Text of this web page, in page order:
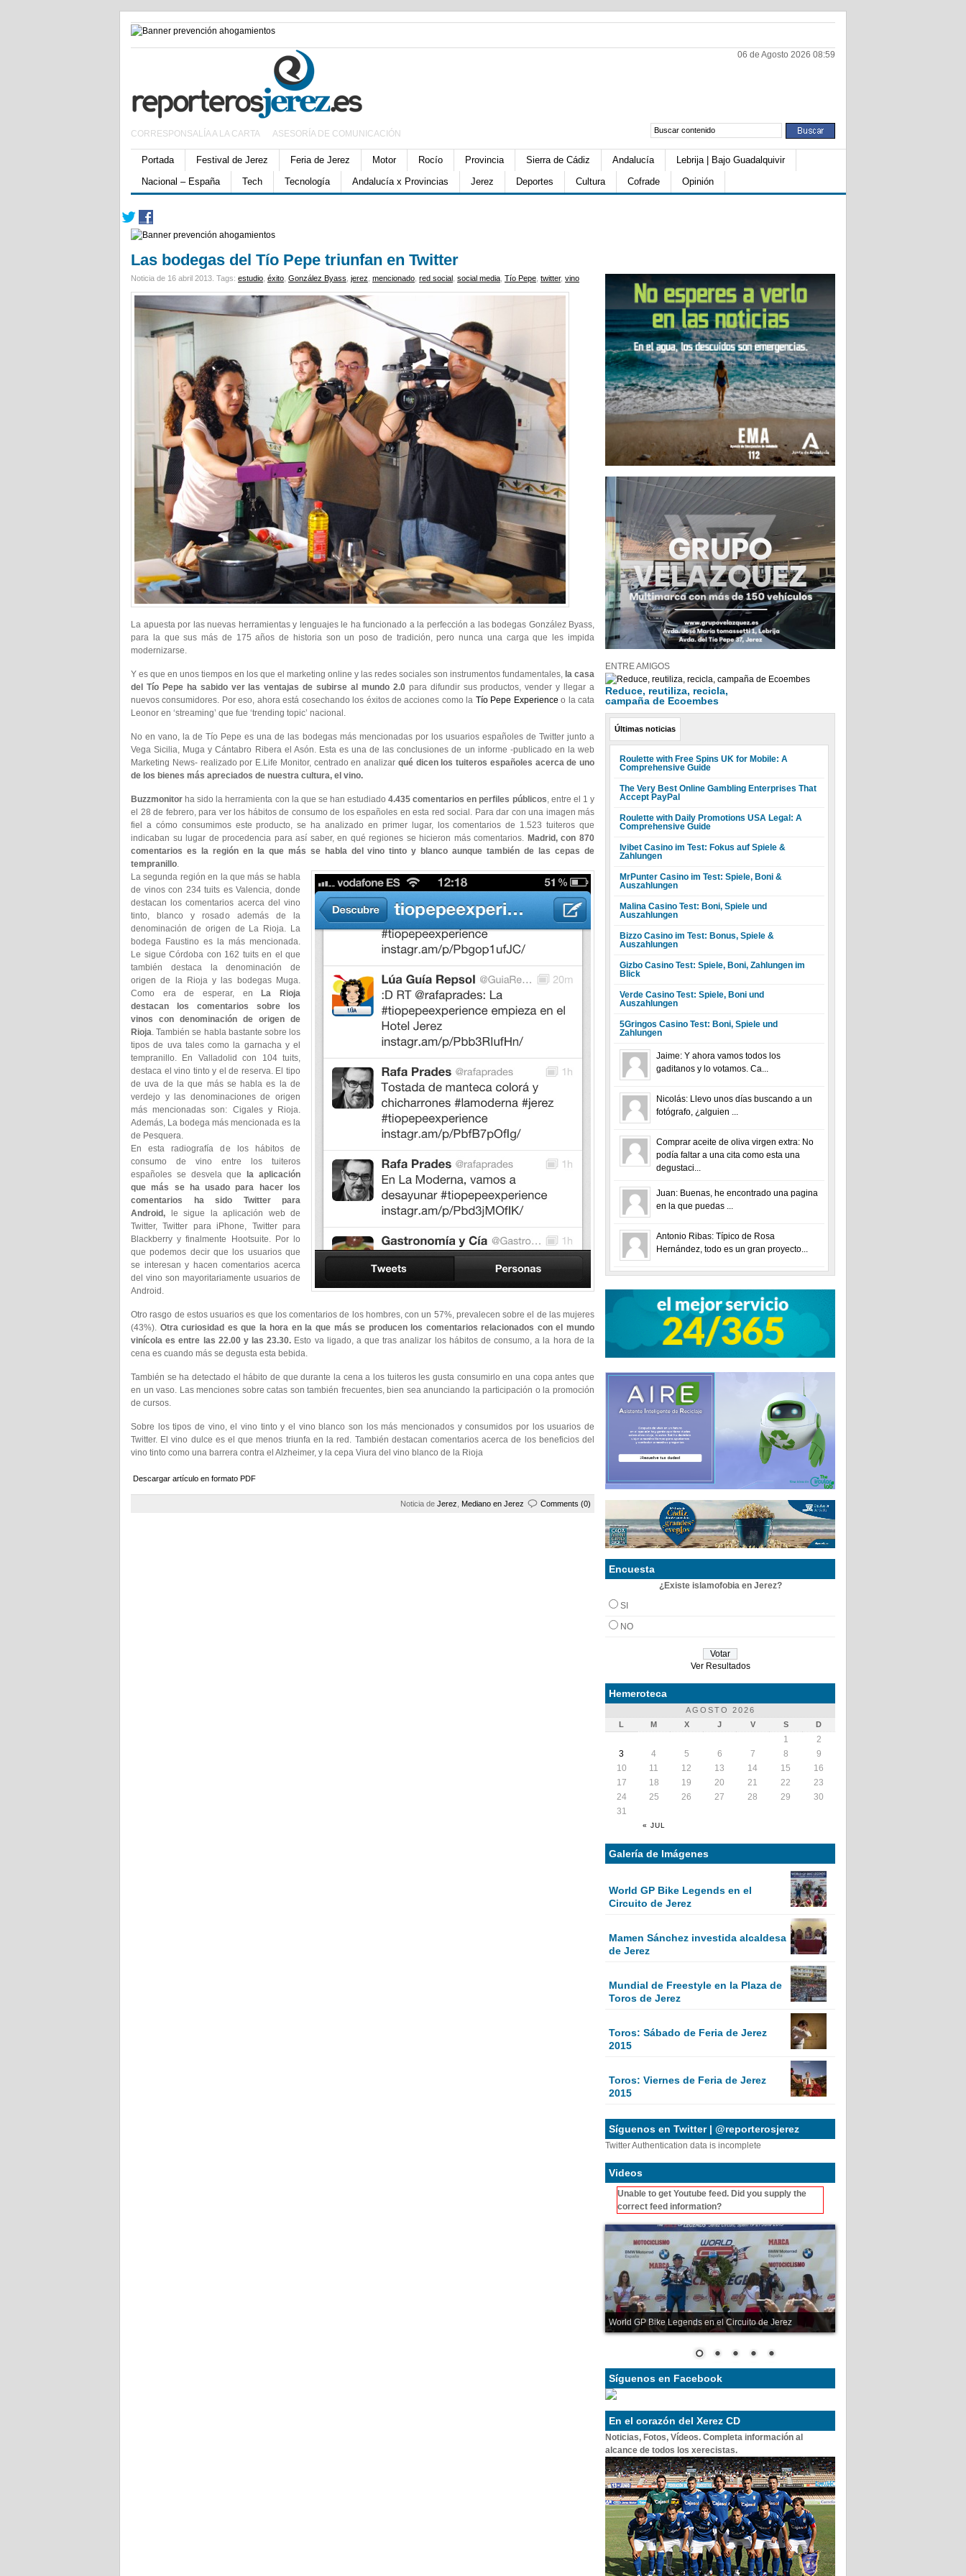
06 de Agosto 2026 08:59
CORRESPONSALÍA A LA CARTA ASESORÍA DE COMUNICACIÓN
Portada Festival de Jerez Feria de Jerez Motor Rocío Provincia Sierra de Cádiz Andalucía
Lebrija | Bajo Guadalquivir
Nacional – España
Tech Tecnología Andalucía x Provincias Jerez Deportes Cultura Cofrade Opinión
Las bodegas del Tío Pepe triunfan en Twitter
Noticia de 16 abril 2013. Tags: estudio éxito González Byass jerez mencionado red social social media Tío Pepe twitter, vino
La apuesta por las nuevas herramientas y lenguajes le ha funcionado a la perfección a las bodegas González Byass,
para la que sus más de 175 años de historia son un poso de tradición, pero nunca una carga que les impida
modernizarse.
Y es que en unos tiempos en los que el marketing online y las redes sociales son instrumentos fundamentales, la casa
del Tío Pepe ha sabido ver las ventajas de subirse al mundo 2.0para difundir sus productos, vender y llegar a
nuevos consumidores. Por eso, ahora está cosechando los éxitos de acciones como la Tío Pepe Experience o la cata
Leonor en ‘streaming’ que fue ‘trending topic’ nacional.
No en vano, la de Tío Pepe es una de las bodegas más mencionadas por los usuarios españoles de Twitter junto a
Vega Sicilia, Muga y Cántabro Ribera el Asón. Esta es una de las conclusiones de un informe -publicado en la web
Marketing News- realizado por E.Life Monitor, centrado en analizar qué dicen los tuiteros españoles acerca de uno
de los bienes más apreciados de nuestra cultura, el vino.
Buzzmonitor ha sido la herramienta con la que se han estudiado4.435 comentarios en perfiles públicos, entre el 1 y
el 28 de febrero, para ver los hábitos de consumo de los españoles en esta red social. Para dar con una imagen más
fiel a cómo consumimos este producto, se ha analizado en primer lugar, los comentarios de 1.523 tuiteros que
indicaban su lugar de procedencia para así saber, en qué regiones se hicieron más comentarios. Madrid, con 870
comentarios es la región en la que más se habla del vino tinto y blanco aunque también de las cepas de
tempranillo.
La segunda región en la que más se habla
de vinos con 234 tuits es Valencia, donde
destacan los comentarios acerca del vino
tinto, blanco y rosado además de la
denominación de origen de La Rioja. La
bodega Faustino es la más mencionada.
Le sigue Córdoba con 162 tuits en el que
también destaca la denominación de
origen de la Rioja y las bodegas Muga.
Como era de esperar, en
La Rioja
destacan los comentarios sobre los
vinos con denominación de origen de
Rioja. También se habla bastante sobre los
tipos de uva tales como la garnacha y el
tempranillo. En Valladolid con 104 tuits,
destaca el vino tinto y el de reserva. El tipo
de uva de la que más se habla es la de
verdejo y las denominaciones de origen
más mencionadas son: Cigales y Rioja.
Además, La bodega más mencionada es la
de Pesquera.
En esta radiografía de los hábitos de
consumo de vino entre los tuiteros
españoles se desvela que
la aplicación
que más se ha usado para hacer los
comentarios ha sido Twitter para
Android, le sigue la aplicación web de
Twitter, Twitter para iPhone, Twitter para
Blackberry y finalmente Hootsuite. Por lo
que podemos decir que los usuarios que
se interesan y hacen comentarios acerca
del vino son mayoritariamente usuarios de
Android.
Otro rasgo de estos usuarios es que los comentarios de los hombres, con un 57%, prevalecen sobre el de las mujeres
(43%). Otra curiosidad es que la hora en la que más se producen los comentarios relacionados con el mundo
vinícola es entre las 22.00 y las 23.30. Esto va ligado, a que tras analizar los hábitos de consumo, a la hora de la
cena es cuando más se degusta esta bebida.
También se ha detectado el hábito de que durante la cena a los tuiteros les gusta consumirlo en una copa antes que
en un vaso. Las menciones sobre catas son también frecuentes, bien sea anunciando la participación o la promoción
de cursos.
Sobre los tipos de vino, el vino tinto y el vino blanco son los más mencionados y consumidos por los usuarios de
Twitter. El vino dulce es el que menos triunfa en la red. También destacan comentarios acerca de los beneficios del
vino tinto como una barrera contra el Alzheimer, y la cepa Viura del vino blanco de la Rioja
Descargar artículo en formato PDF
Noticia de Jerez Mediano en Jerez Comments (0)
ENTRE AMIGOS
Reduce, reutiliza, recicla,
campaña de Ecoembes
Últimas noticias
Roulette with Free Spins UK for Mobile: A
Comprehensive Guide
The Very Best Online Gambling Enterprises That
Accept PayPal
Roulette with Daily Promotions USA Legal: A
Comprehensive Guide
Ivibet Casino im Test: Fokus auf Spiele &
Zahlungen
MrPunter Casino im Test: Spiele, Boni &
Auszahlungen
Malina Casino Test: Boni, Spiele und
Auszahlungen
Bizzo Casino im Test: Bonus, Spiele &
Auszahlungen
Gizbo Casino Test: Spiele, Boni, Zahlungen im
Blick
Verde Casino Test: Spiele, Boni und
Auszahlungen
5Gringos Casino Test: Boni, Spiele und
Zahlungen
Jaime: Y ahora vamos todos los
gaditanos y lo votamos. Ca...
Nicolás: Llevo unos días buscando a un
fotógrafo, ¿alguien ...
Comprar aceite de oliva virgen extra: No
podía faltar a una cita como esta una
degustaci...
Juan: Buenas, he encontrado una pagina
en la que puedas ...
Antonio Ribas: Típico de Rosa
Hernández, todo es un gran proyecto...
Encuesta
¿Existe islamofobia en Jerez?
SI
NO
Ver Resultados
Hemeroteca
AGOSTO 2026
L
M X J V S D
« JUL
1
2
3
4 5 6 7 8
9
10
11 12 13 14 15
16
17
18 19 20 21 22
23
24
25 26 27 28 29
30
31
Galería de Imágenes
World GP Bike Legends en el
Circuito de Jerez
Mamen Sánchez investida alcaldesa
de Jerez
Mundial de Freestyle en la Plaza de
Toros de Jerez
Toros: Sábado de Feria de Jerez
2015
Toros: Viernes de Feria de Jerez
2015
Síguenos en Twitter | @reporterosjerez
Twitter Authentication data is incomplete
Videos
Unable to get Youtube feed. Did you supply the
correct feed information?
World GP Bike Legends en el Circuito de Jerez
Síguenos en Facebook
En el corazón del Xerez CD
Noticias, Fotos, Vídeos. Completa información al
alcance de todos los xerecistas.